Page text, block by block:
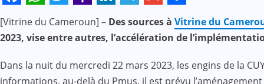
Facebook
WhatsApp
Twitter
Yahoo
Mail
LinkedIn
Telegram
Gmail
Share
[Vitrine du Cameroun] – Des sources à Vitrine du
2023, vise entre autres, l’accélération de
Dans la nuit du mercredi 22 mars 2023, les engins de la
informations, au-delà du Pmus, il est prévu